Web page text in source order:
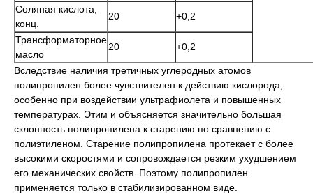
Соляная кислота,
конц.
20 +0,2
Трансформаторное
масло
20 +0,2
Вследствие наличия третичных углеродных атомов
полипропилен более чувствителен к действию кислорода,
особенно при воздействии ультрафиолета и повышенных
температурах. Этим и объясняется значительно большая
склонность полипропилена к старению по сравнению с
полиэтиленом. Старение полипропилена протекает с более
высокими скоростями и сопровождается резким ухудшением
его механических свойств. Поэтому полипропилен
применяется только в стабилизированном виде.